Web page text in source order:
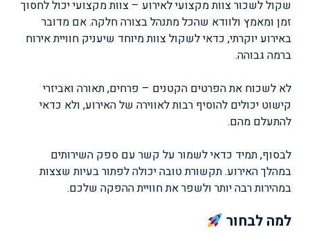
שקול לשכור צוות מקצועי לאירוע – צוות מקצועי יכול לחסוך
זמן ומאמץ ולוודא שהכל מתנהל בצורה חלקה. אם מדובר
באירוע יוקרתי, כדאי לשקול צוות מיוחד שיעניק חוויית אירוח
ברמה גבוהה.
לא לשכוח את הפרטים הקטנים – פרחים, תאורה ואביזרי
קישוט יכולים להוסיף רבות לאווירה של האירוע, ולא כדאי
להתעלם מהם.
לבסוף, תמיד כדאי לשמור על קשר עם ספק השירותים
במהלך האירוע. תקשורת טובה יכולה לפתור בעיות שצצות
במהירות רבה יותר ולשפר את חוויית ההפקה שלכם.
למה לבחור